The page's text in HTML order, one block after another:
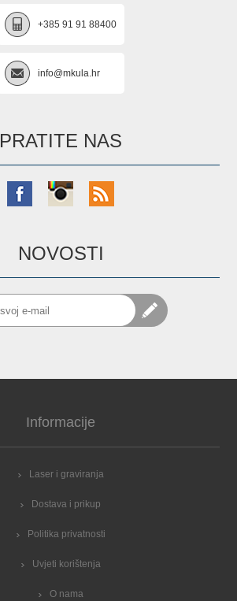
+385 91 91 88400
info@mkula.hr
PRATITE NAS
NOVOSTI
Informacije
Laser i graviranja
Dostava i prikup
Politika privatnosti
Uvjeti korištenja
O nama